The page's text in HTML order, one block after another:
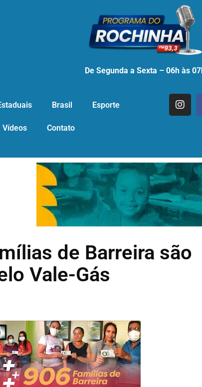
De Segunda a Sexta – 06h às
Brasil Esporte
Vídeos Contato
de Barreira são
Vale-Gás